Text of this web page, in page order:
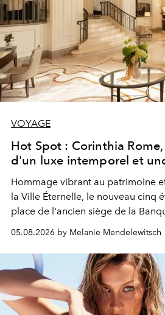
VOYAGE
Hot Spot : Corinthia
d'un luxe intemporel et
Hommage vibrant au patrimoine
la Ville Éternelle, le nouveau cinq
place de l'ancien siège de la
de vivre Romain dans toute son
05.08.2026 by Melanie Mendelewitsch